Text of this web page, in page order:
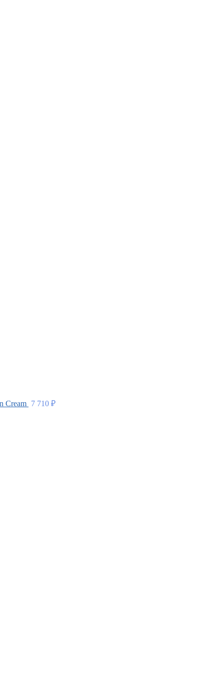
Cream 7 710 ₽